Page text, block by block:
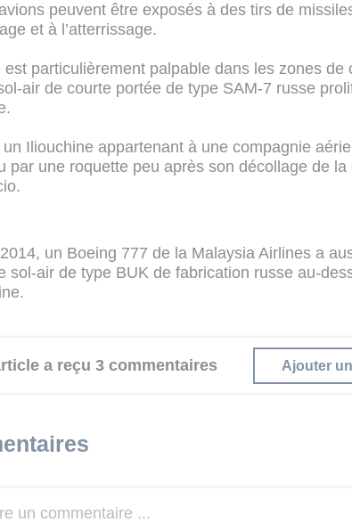
peuvent être exposés à des tirs de
et à l’atterrissage.
est particulièrement palpable dans les zones de
air de courte portée de type SAM-7 russe
Iliouchine appartenant à une compagnie
par une roquette peu après son décollage de
un Boeing 777 de la Malaysia Airlines a
sol-air de type BUK de fabrication russe au-
a reçu 3 commentaires Ajouter
un commentaire ...